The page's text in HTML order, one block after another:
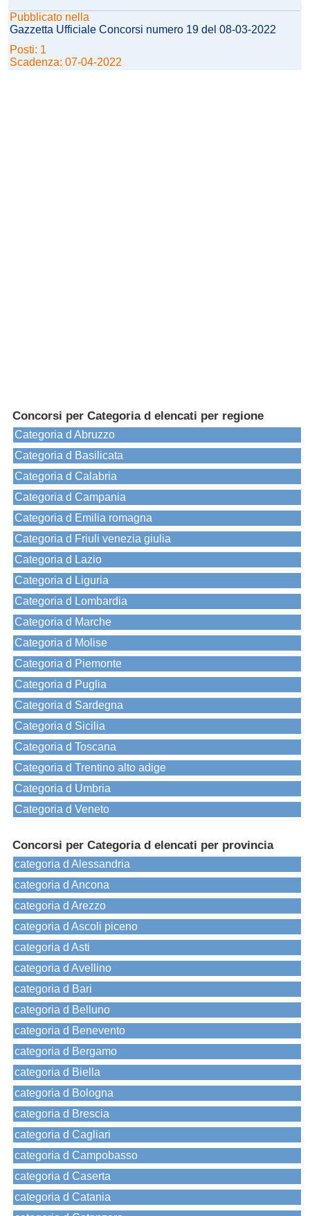
Pubblicato nella
Gazzetta Ufficiale Concorsi numero 19 del 08-03-2022
Posti: 1
Scadenza: 07-04-2022
Concorsi per Categoria d elencati per regione
Categoria d Abruzzo
Categoria d Basilicata
Categoria d Calabria
Categoria d Campania
Categoria d Emilia romagna
Categoria d Friuli venezia giulia
Categoria d Lazio
Categoria d Liguria
Categoria d Lombardia
Categoria d Marche
Categoria d Molise
Categoria d Piemonte
Categoria d Puglia
Categoria d Sardegna
Categoria d Sicilia
Categoria d Toscana
Categoria d Trentino alto adige
Categoria d Umbria
Categoria d Veneto
Concorsi per Categoria d elencati per provincia
categoria d Alessandria
categoria d Ancona
categoria d Arezzo
categoria d Ascoli piceno
categoria d Asti
categoria d Avellino
categoria d Bari
categoria d Belluno
categoria d Benevento
categoria d Bergamo
categoria d Biella
categoria d Bologna
categoria d Brescia
categoria d Cagliari
categoria d Campobasso
categoria d Caserta
categoria d Catania